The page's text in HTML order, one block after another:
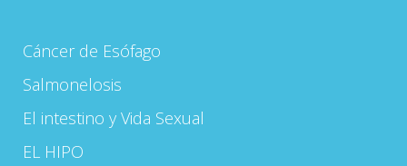
Cáncer de Esófago
Salmonelosis
El intestino y Vida Sexual
EL HIPO